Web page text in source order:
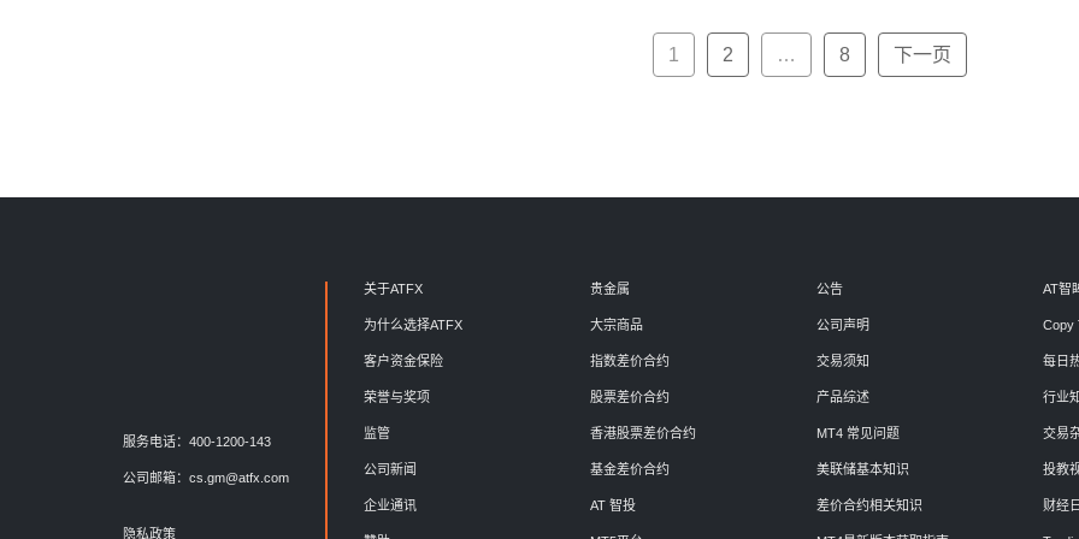
1 2 … 8 下一页
服务电话：400-1200-143
公司邮箱： cs.gm@atfx.com
隐私政策
关于ATFX
为什么选择ATFX
客户资金保险
荣誉与奖项
监管
公司新闻
企业通讯
贵金属
大宗商品
指数差价合约
股票差价合约
香港股票差价合约
基金差价合约
AT 智投
公告
公司声明
交易须知
产品综述
MT4 常见问题
美联储基本知识
差价合约相关知识
AT智
Copy
每日
行业
交易
投教
财经